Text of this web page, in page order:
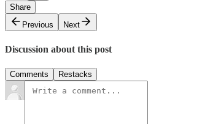
Share
Previous
Next
Discussion about this post
Comments Restacks